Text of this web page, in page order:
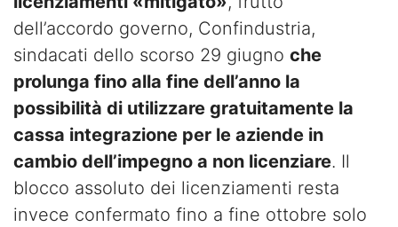
dell’accordo governo, Confindustria,
sindacati dello scorso 29 giugno che
prolunga fino alla fine dell’anno la
possibilità di utilizzare gratuitamente la
cassa integrazione per le aziende in
cambio dell’impegno a non licenziare. Il
blocco assoluto dei licenziamenti resta
invece confermato fino a fine ottobre solo